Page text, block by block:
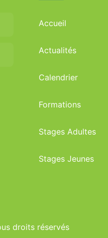
Accueil
Actualités
Calendrier
Formations
Stages Adultes
Stages Jeunes
droits réservés